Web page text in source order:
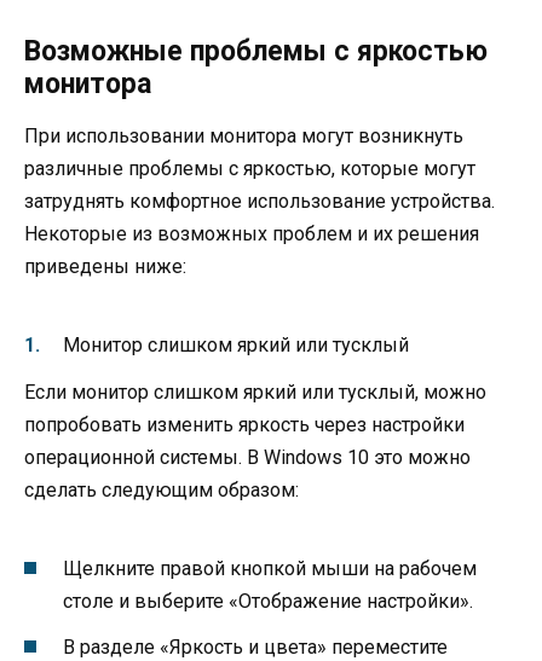
Возможные проблемы с яркостью
монитора
При использовании монитора могут возникнуть
различные проблемы с яркостью, которые могут
затруднять комфортное использование устройства.
Некоторые из возможных проблем и их решения
приведены ниже:
Монитор слишком яркий или тусклый
Если монитор слишком яркий или тусклый, можно
попробовать изменить яркость через настройки
операционной системы. В Windows 10 это можно
сделать следующим образом:
Щелкните правой кнопкой мыши на рабочем
столе и выберите «Отображение настройки».
В разделе «Яркость и цвета» переместите